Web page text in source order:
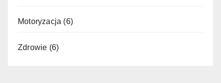
Motoryzacja (6)
Zdrowie (6)